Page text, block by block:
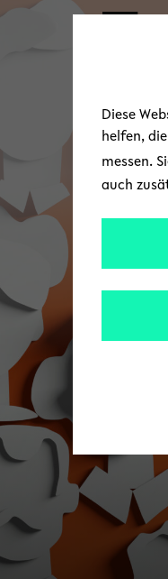
Skip to main
Diese
helfen,
messen.
auch